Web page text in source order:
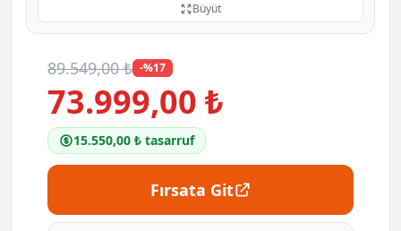
Büyüt
89.549,00 ₺ -%17
73.999,00 ₺
15.550,00 ₺ tasarruf
Fırsata Git